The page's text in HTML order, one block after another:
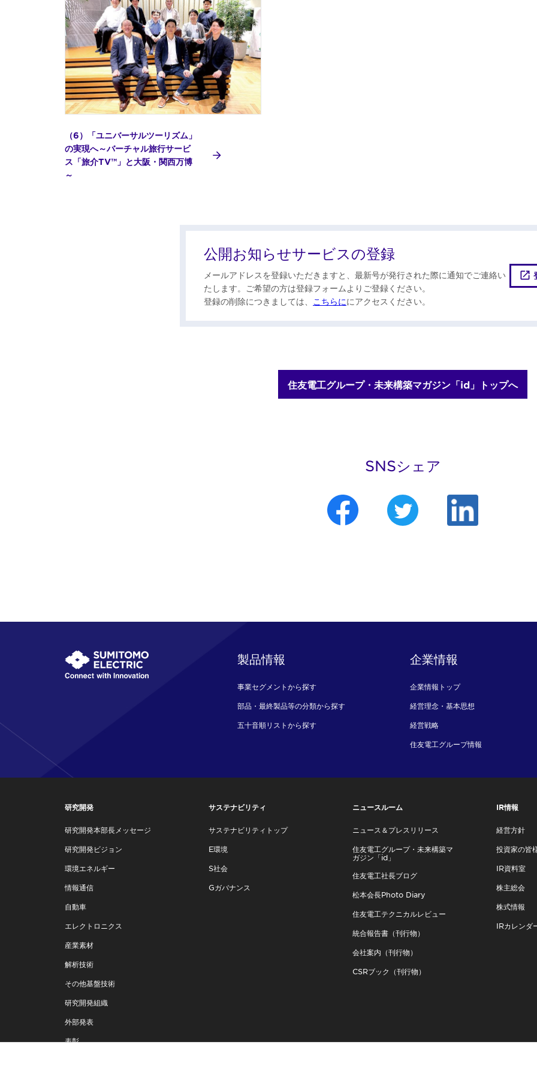
（6）「ユニバーサルツーリズム」
の実現へ～バーチャル旅行サービ
ス「旅介TV™」と大阪・関西万博
～
公開お知らせサービスの登録
メールアドレスを登録いただきますと、最新号が発行された際に通知でご連絡い
たします。ご希望の方は登録フォームよりご登録ください。
登録の削除につきましては、
こちらににアクセスください。
住友電工グループ・未来構築マガジン「id」トップへ
SNSシェア
製品情報
事業セグメントから探す
部品・最終製品等の分類から探す
五十音順リストから探す
企業情報
企業情報トップ
経営理念・基本思想
経営戦略
住友電工グループ情報
研究開発
研究開発本部長メッセージ
研究開発ビジョン
環境エネルギー
情報通信
自動車
エレクトロニクス
産業素材
解析技術
その他基盤技術
研究開発組織
外部発表
表彰
サステナビリティ
サステナビリティトップ
E環境
S社会
Gガバナンス
ニュースルーム
ニュース＆プレスリリース
住友電工グループ・未来構築マ
ガジン「id」
住友電工社長ブログ
松本会長Photo Diary
住友電工テクニカルレビュー
統合報告書（刊行物）
会社案内（刊行物）
CSRブック（刊行物）
IR情報
経営方針
投資家の皆
IR資料室
株主総会
株式情報
IRカレンダ